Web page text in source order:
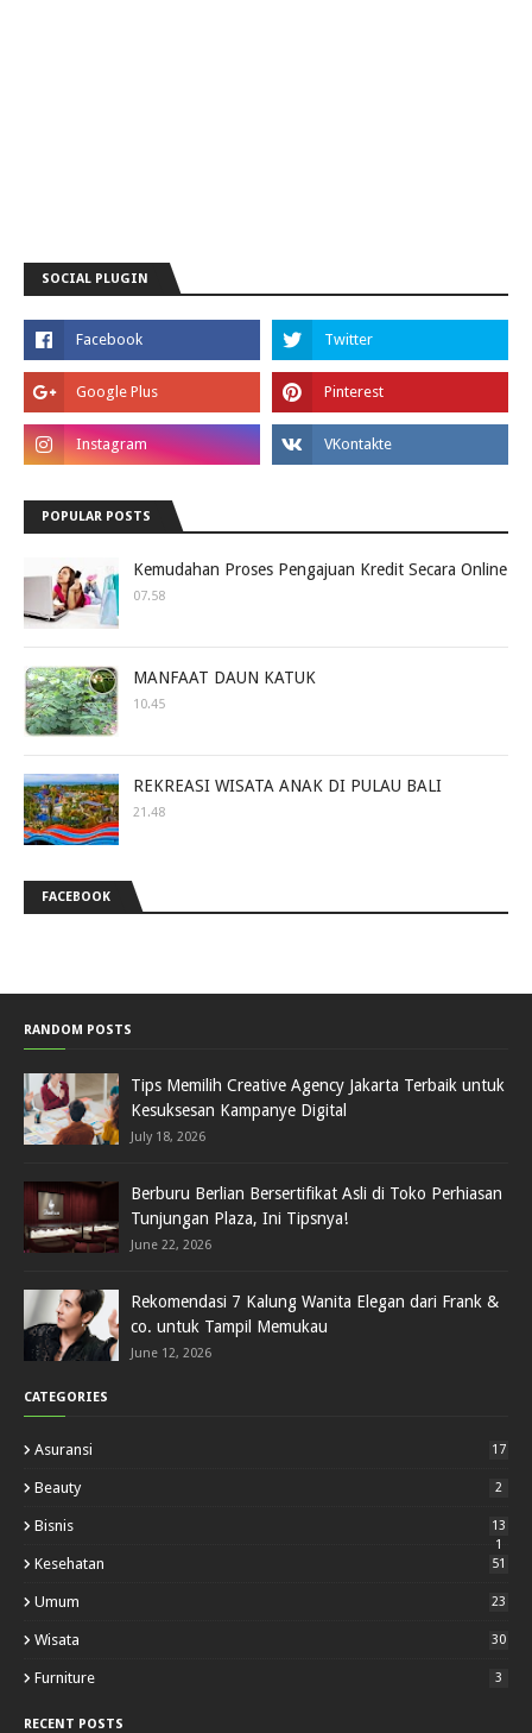
SOCIAL PLUGIN
POPULAR POSTS
Kemudahan Proses Pengajuan Kredit Secara Online
07.58
MANFAAT DAUN KATUK
10.45
REKREASI WISATA ANAK DI PULAU BALI
21.48
FACEBOOK
RANDOM POSTS
Tips Memilih Creative Agency Jakarta Terbaik untuk
Kesuksesan Kampanye Digital
July 18, 2026
Berburu Berlian Bersertifikat Asli di Toko Perhiasan
Tunjungan Plaza, Ini Tipsnya!
June 22, 2026
Rekomendasi 7 Kalung Wanita Elegan dari Frank &
co. untuk Tampil Memukau
June 12, 2026
CATEGORIES
Asuransi 17
Beauty 2
Bisnis
13
1
Kesehatan 51
Umum 23
Wisata 30
Furniture 3
RECENT POSTS